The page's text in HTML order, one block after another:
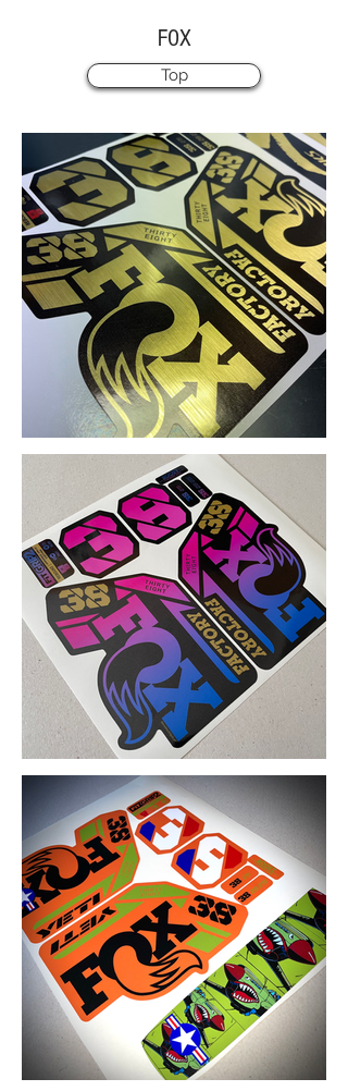
FOX
Top